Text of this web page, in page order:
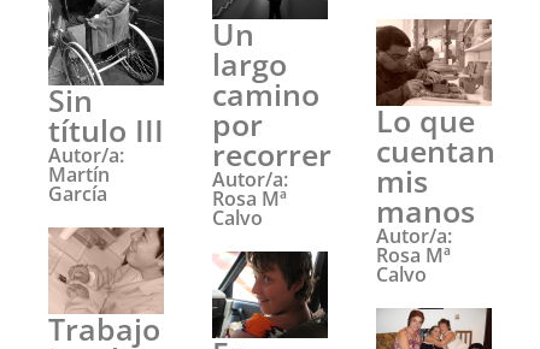
Sin
título III
Autor/a:
Martín
García
Trabajo
Un
largo
camino
por
recorrer
Autor/a:
Rosa Mª
Calvo
Lo que
cuentan
mis
manos
Autor/a:
Rosa Mª
Calvo